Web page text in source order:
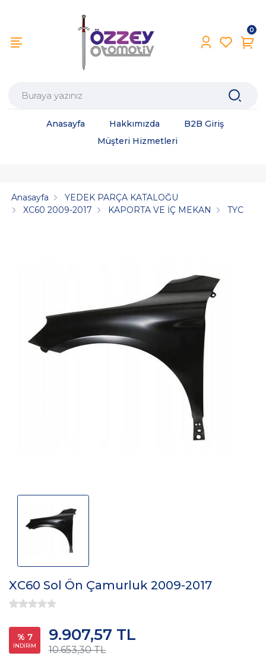
0
Anasayfa Hakkımızda
B2B Giriş
Müşteri Hizmetleri
Anasayfa
YEDEK PARÇA KATALOĞU
XC60 2009-2017
KAPORTA VE İÇ MEKAN TYC
XC60 Sol Ön Çamurluk 2009-2017
% 7
İNDİRİM 10.653,30 TL
9.907,57 TL